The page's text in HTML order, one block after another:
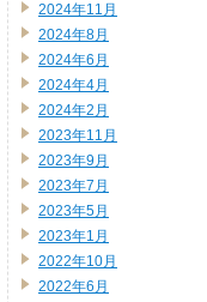
2024年11月
2024年8月
2024年6月
2024年4月
2024年2月
2023年11月
2023年9月
2023年7月
2023年5月
2023年1月
2022年10月
2022年6月